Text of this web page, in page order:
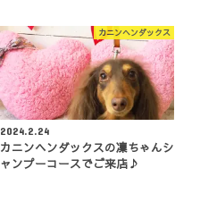
カニンヘンダックス
2024.2.24
カニンヘンダックスの凜ちゃんシ
ャンプーコースでご来店♪